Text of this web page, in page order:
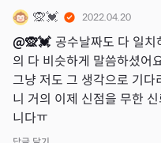
🙊💓 2022.04.20
@🙊💓 공수날짜도 다 일치
의 다 비슷하게 말씀하셨어
그냥 저도 그 생각으로 기다
니 거의 이제 신점을 무한
니다ㅠ